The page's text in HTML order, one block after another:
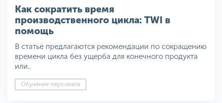
Как сократить время
производственного цикла: TWI в
помощь
В статье предлагаются рекомендации по сокращению
времени цикла без ущерба для конечного продукта
или..
Обучение персонала